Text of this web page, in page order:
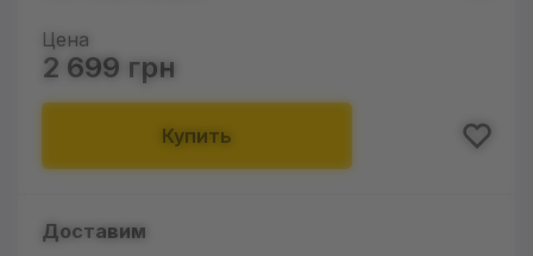
Цена
2 699 грн
Купить
Доставим